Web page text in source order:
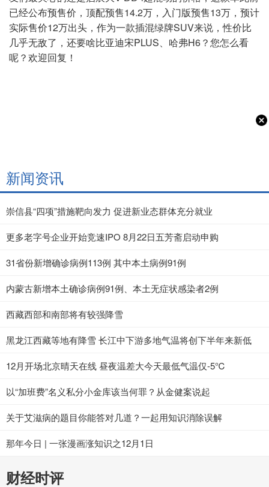
已经公布预售价，顶配预售14.2万，入门版预售13万，预计
实际售价12万出头，作为一款插混绿牌SUV来说，性价比
几乎无敌了，还要啥比亚迪宋PLUS、哈弗H6？您怎么看
呢？欢迎回复！
新闻资讯
崇信县“四项”措施靶向发力 促进新业态群体充分就业
更多老字号企业开始竞速IPO 8月22日五芳斋启动申购
31省份新增确诊病例113例 其中本土病例91例
内蒙古新增本土确诊病例91例、本土无症状感染者2例
西藏西部和南部将有较强降雪
黑龙江西藏等地有降雪 长江中下游多地气温将创下半年来新低
12月开场北京晴天在线 昼夜温差大今天最低气温仅-5℃
以“加班费”名义私分小金库该当何罪？从金健案说起
关于艾滋病的题目你能答对几道？一起用知识消除误解
那年今日 | 一张漫画涨知识之12月1日
财经时评